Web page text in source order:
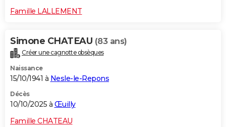
Famille LALLEMENT
Simone CHATEAU (83 ans)
Créer une cagnotte obsèques
Naissance
15/10/1941 à Nesle-le-Repons
Décès
10/10/2025 à Œuilly
Famille CHATEAU